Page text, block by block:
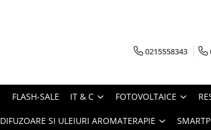
0215558343
FLASH-SALE IT & C FOTOVOLTAICE
DIFUZOARE SI ULEIURI AROMATERAPIE